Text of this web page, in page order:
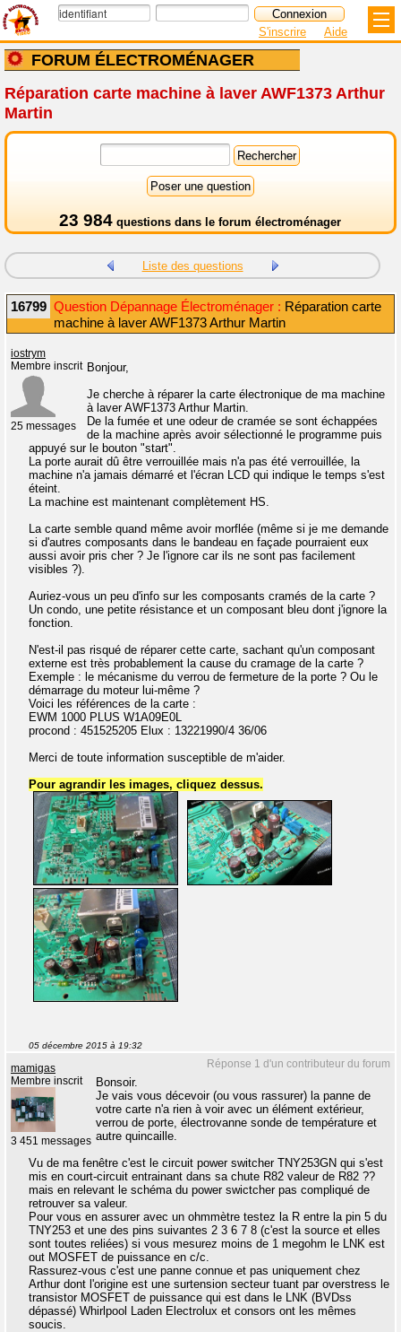
FORUM ÉLECTROMÉNAGER
S'inscrire Aide
Réparation carte machine à laver AWF1373 Arthur
Martin
23 984 questions dans le forum électroménager
Liste des questions
16799 Question Dépannage Électroménager : Réparation carte
machine à laver AWF1373 Arthur Martin
iostrym
Membre inscrit
25 messages
Bonjour,
Je cherche à réparer la carte électronique de ma machine
à laver AWF1373 Arthur Martin.
De la fumée et une odeur de cramée se sont échappées
de la machine après avoir sélectionné le programme puis
appuyé sur le bouton "start".
La porte aurait dû être verrouillée mais n'a pas été verrouillée, la
machine n'a jamais démarré et l'écran LCD qui indique le temps s'est
éteint.
La machine est maintenant complètement HS.
La carte semble quand même avoir morflée (même si je me demande
si d'autres composants dans le bandeau en façade pourraient eux
aussi avoir pris cher ? Je l'ignore car ils ne sont pas facilement
visibles ?).
Auriez-vous un peu d'info sur les composants cramés de la carte ?
Un condo, une petite résistance et un composant bleu dont j'ignore la
fonction.
N'est-il pas risqué de réparer cette carte, sachant qu'un composant
externe est très probablement la cause du cramage de la carte ?
Exemple : le mécanisme du verrou de fermeture de la porte ? Ou le
démarrage du moteur lui-même ?
Voici les références de la carte :
EWM 1000 PLUS W1A09E0L
procond : 451525205 Elux : 13221990/4 36/06
Merci de toute information susceptible de m'aider.
Pour agrandir les images, cliquez dessus.
05 décembre 2015 à 19:32
Réponse 1 d'un contributeur du forum
mamigas
Membre inscrit
3 451 messages
Bonsoir.
Je vais vous décevoir (ou vous rassurer) la panne de
votre carte n'a rien à voir avec un élément extérieur,
verrou de porte, électrovanne sonde de température et
autre quincaille.
Vu de ma fenêtre c'est le circuit power switcher TNY253GN qui s'est
mis en court-circuit entrainant dans sa chute R82 valeur de R82 ??
mais en relevant le schéma du power swictcher pas compliqué de
retrouver sa valeur.
Pour vous en assurer avec un ohmmètre testez la R entre la pin 5 du
TNY253 et une des pins suivantes 2 3 6 7 8 (c'est la source et elles
sont toutes reliées) si vous mesurez moins de 1 megohm le LNK est
out MOSFET de puissance en c/c.
Rassurez-vous c'est une panne connue et pas uniquement chez
Arthur dont l'origine est une surtension secteur tuant par overstress le
transistor MOSFET de puissance qui est dans le LNK (BVDss
dépassé) Whirlpool Laden Electrolux et consors ont les mêmes
soucis.